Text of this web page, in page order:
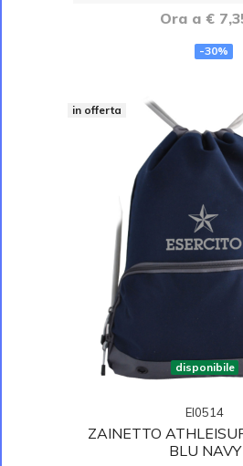
Ora a €
-30%
in offerta
disponibile
EI0514
ZAINETTO
BLU NAVY